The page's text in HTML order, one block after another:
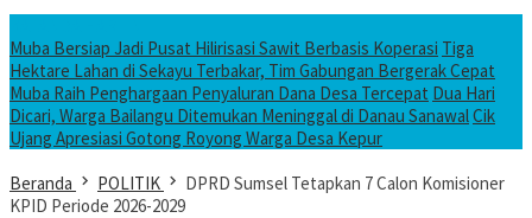
Muba Bersiap Jadi Pusat Hilirisasi Sawit Berbasis Koperasi Tiga
Hektare Lahan di Sekayu Terbakar, Tim Gabungan Bergerak Cepat
Muba Raih Penghargaan Penyaluran Dana Desa Tercepat Dua Hari
Dicari, Warga Bailangu Ditemukan Meninggal di Danau SanawalCik
Ujang Apresiasi Gotong Royong Warga Desa Kepur
Beranda
POLITIK
DPRD Sumsel Tetapkan 7 Calon Komisioner
KPID Periode 2026-2029